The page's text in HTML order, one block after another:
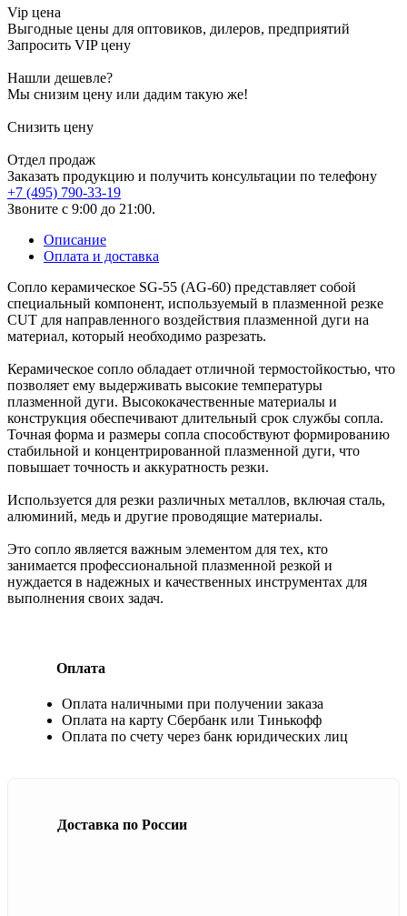
Vip цена
Выгодные цены для оптовиков, дилеров, предприятий
Запросить VIP цену
Нашли дешевле?
Мы снизим цену или дадим такую же!
Снизить цену
Отдел продаж
Заказать продукцию и получить консультации по телефону
+7 (495) 790-33-19
Звоните с 9:00 до 21:00.
Описание
Оплата и доставка
Сопло керамическое SG-55 (AG-60) представляет собой
специальный компонент, используемый в плазменной резке
CUT для направленного воздействия плазменной дуги на
материал, который необходимо разрезать.
Керамическое сопло обладает отличной термостойкостью, что
позволяет ему выдерживать высокие температуры
плазменной дуги. Высококачественные материалы и
конструкция обеспечивают длительный срок службы сопла.
Точная форма и размеры сопла способствуют формированию
стабильной и концентрированной плазменной дуги, что
повышает точность и аккуратность резки.
Используется для резки различных металлов, включая сталь,
алюминий, медь и другие проводящие материалы.
Это сопло является важным элементом для тех, кто
занимается профессиональной плазменной резкой и
нуждается в надежных и качественных инструментах для
выполнения своих задач.
Оплата
Оплата наличными при получении заказа
Оплата на карту Сбербанк или Тинькофф
Оплата по счету через банк юридических лиц
Доставка по России